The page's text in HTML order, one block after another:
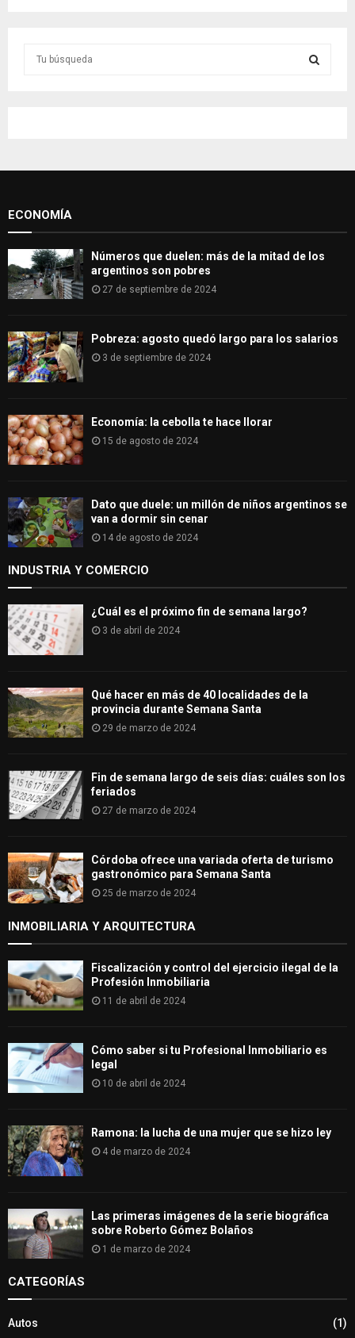
o
H
ECONOMÍA
Números que duelen: más de la mitad de los
argentinos son pobres
27 de septiembre de 2024
Pobreza: agosto quedó largo para los salarios
3 de septiembre de 2024
Economía: la cebolla te hace llorar
15 de agosto de 2024
Dato que duele: un millón de niños argentinos se
van a dormir sin cenar
14 de agosto de 2024
INDUSTRIA Y COMERCIO
¿Cuál es el próximo fin de semana largo?
3 de abril de 2024
Qué hacer en más de 40 localidades de la
provincia durante Semana Santa
29 de marzo de 2024
Fin de semana largo de seis días: cuáles son los
feriados
27 de marzo de 2024
Córdoba ofrece una variada oferta de turismo
gastronómico para Semana Santa
25 de marzo de 2024
INMOBILIARIA Y ARQUITECTURA
Fiscalización y control del ejercicio ilegal de la
Profesión Inmobiliaria
11 de abril de 2024
Cómo saber si tu Profesional Inmobiliario es
legal
10 de abril de 2024
Ramona: la lucha de una mujer que se hizo ley
4 de marzo de 2024
Las primeras imágenes de la serie biográfica
sobre Roberto Gómez Bolaños
1 de marzo de 2024
CATEGORÍAS
Autos
(1)